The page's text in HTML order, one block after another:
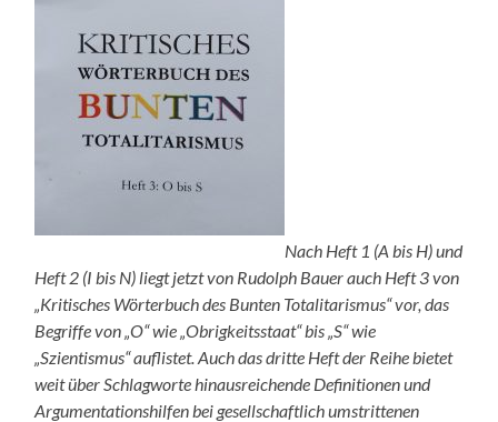
Nach Heft 1 (A bis H) und
Heft 2 (I bis N) liegt jetzt von Rudolph Bauer auch Heft 3 von
„Kritisches Wörterbuch des Bunten Totalitarismus“ vor, das
Begriffe von „O“ wie „Obrigkeitsstaat“ bis „S“ wie
„Szientismus“ auflistet. Auch das dritte Heft der Reihe bietet
weit über Schlagworte hinausreichende Definitionen und
Argumentationshilfen bei gesellschaftlich umstrittenen